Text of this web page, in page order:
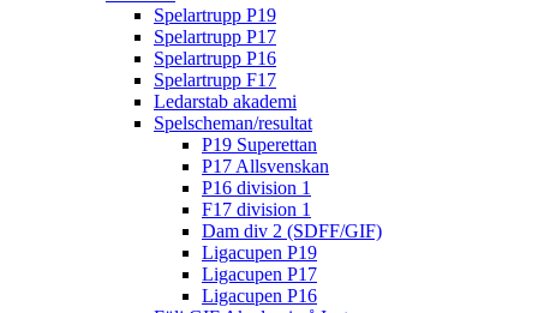
Spelartrupp P19
Spelartrupp P17
Spelartrupp P16
Spelartrupp F17
Ledarstab akademi
Spelscheman/resultat
P19 Superettan
P17 Allsvenskan
P16 division 1
F17 division 1
Dam div 2 (SDFF/GIF)
Ligacupen P19
Ligacupen P17
Ligacupen P16